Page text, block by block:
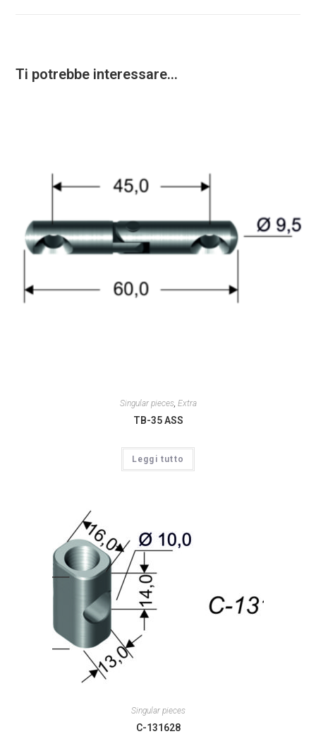
Ti potrebbe interessare…
Singular pieces, Extra
TB-35 ASS
Leggi tutto
Singular pieces
C-131628